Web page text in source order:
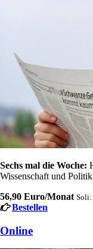
Sechs mal die Woche:
Wissenschaft und
56,90 Euro/Monat Soli:
Bestellen
Online